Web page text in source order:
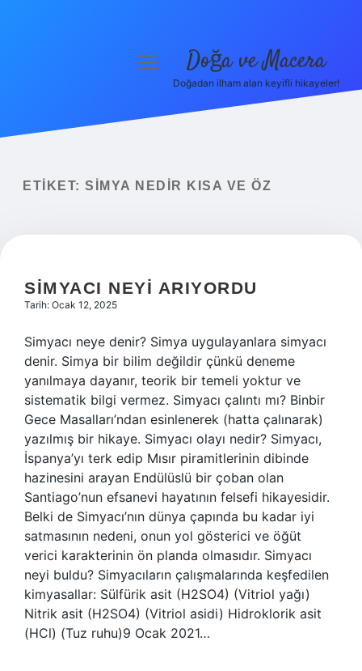
Yasal Uyarı
menüyü Doğa ve Macera
Doğadan ilham alan keyifli hikayeler!
ETIKET: SIMYA NEDIR KISA VE ÖZ
SIMYACI NEYI ARIYORDU
Tarih: Ocak 12, 2025
Simyacı neye denir? Simya uygulayanlara simyacı
denir. Simya bir bilim değildir çünkü deneme
yanılmaya dayanır, teorik bir temeli yoktur ve
sistematik bilgi vermez. Simyacı çalıntı mı? Binbir
Gece Masalları’ndan esinlenerek (hatta çalınarak)
yazılmış bir hikaye. Simyacı olayı nedir? Simyacı,
İspanya’yı terk edip Mısır piramitlerinin dibinde
hazinesini arayan Endülüslü bir çoban olan
Santiago’nun efsanevi hayatının felsefi hikayesidir.
Belki de Simyacı’nın dünya çapında bu kadar iyi
satmasının nedeni, onun yol gösterici ve öğüt
verici karakterinin ön planda olmasıdır. Simyacı
neyi buldu? Simyacıların çalışmalarında keşfedilen
kimyasallar: Sülfürik asit (H2SO4) (Vitriol yağı)
Nitrik asit (H2SO4) (Vitriol asidi) Hidroklorik asit
(HCl) (Tuz ruhu)9 Ocak 2021…